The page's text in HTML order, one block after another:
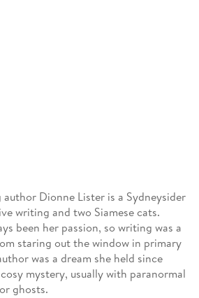
author Dionne Lister is a Sydneysider
writing and two Siamese cats.
been her passion, so writing was a
staring out the window in primary
was a dream she held since
mystery, usually with paranormal
ghosts.